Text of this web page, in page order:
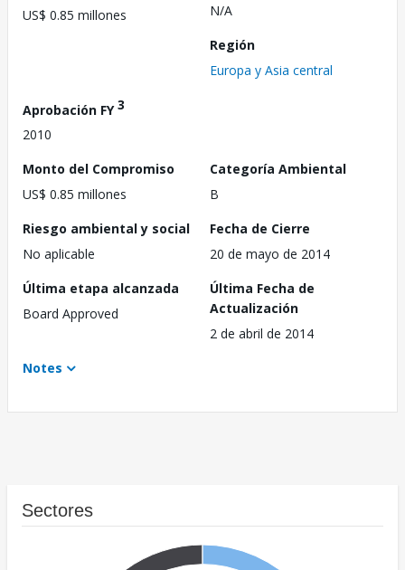
US$ 0.85 millones
N/A
Región
Europa y Asia central
Aprobación FY3
2010
Monto del Compromiso
US$ 0.85 millones
Categoría Ambiental
B
Riesgo ambiental y social
No aplicable
Fecha de Cierre
20 de mayo de 2014
Última etapa alcanzada
Board Approved
Última Fecha de
Actualización
2 de abril de 2014
Notes
Sectores